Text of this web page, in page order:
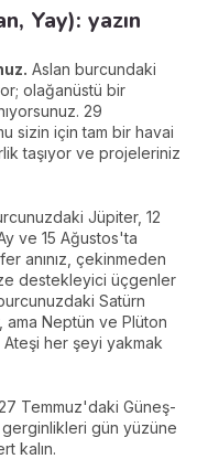
Yay): yazın
Aslan burcundaki
olağanüstü bir
29
sizin için tam bir havai
taşıyor ve projeleriniz
Jüpiter, 12
ve 15 Ağustos'ta
anınız, çekinmeden
destekleyici üçgenler
burcunuzdaki Satürn
ama Neptün ve Plüton
her şeyi yakmak
27 Temmuz'daki Güneş-
gerginlikleri gün yüzüne
kalın.